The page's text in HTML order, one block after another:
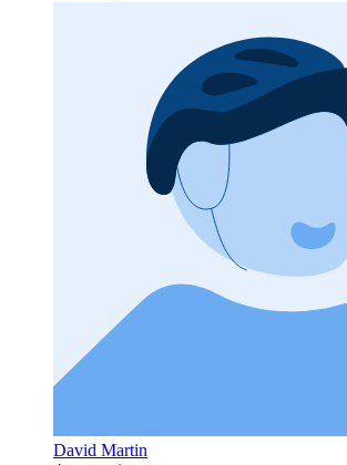
David Martin